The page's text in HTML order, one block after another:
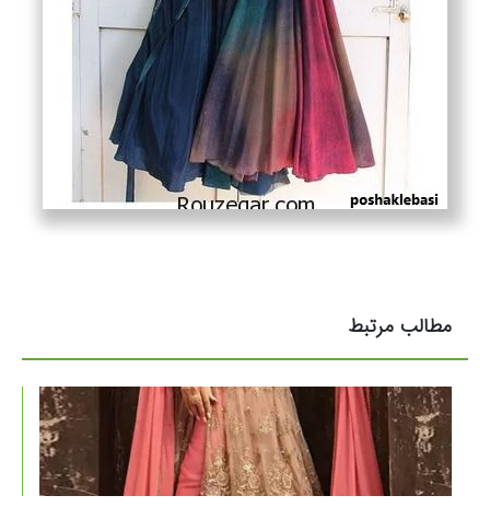
مطالب مرتبط